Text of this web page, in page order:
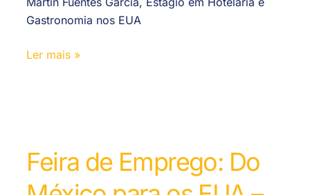
Gastronomia nos EUA
Ler mais »
Feira de Emprego: Do